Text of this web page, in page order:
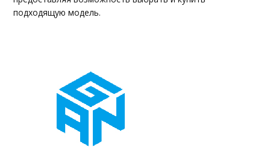
подходящую модель.